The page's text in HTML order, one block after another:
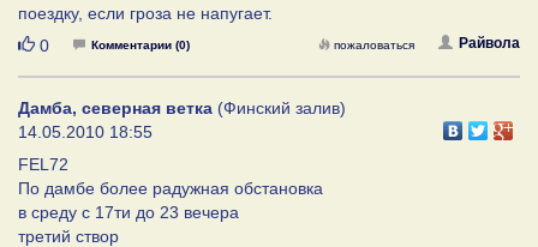
поездку, если гроза не напугает.
Нравится
0 Комментарии (0) Райвола
пожаловаться
Дамба, северная ветка (Финский залив)
14.05.2010 18:55
FEL72
По дамбе более радужная обстановка
в среду с 17ти до 23 вечера
третий створ